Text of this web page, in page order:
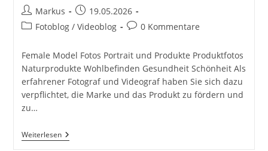
Beitrags-
Autor:
Markus
Beitrag
veröffentlicht:
19.05.2026
Beitrags-
Fotoblog / Videoblog
Beitrags-
0 Kommentare
Female Model Fotos Portrait und Produkte Produktfotos
Naturprodukte Wohlbefinden Gesundheit Schönheit Als
erfahrener Fotograf und Videograf haben Sie sich dazu
verpflichtet, die Marke und das Produkt zu fördern und
zu…
WeiterlesenFemale
Model